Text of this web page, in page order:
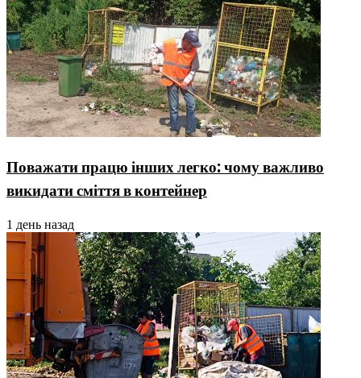
Поважати працю інших легко: чому важливо
викидати сміття в контейнер
1 день назад